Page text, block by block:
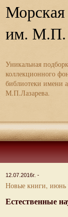
Морская
им. М.П.
Уникальная
коллекционного
библиотеки имени
М.П.Лазарева.
12.07.2016г. -
Новые книги, июнь
Естественные